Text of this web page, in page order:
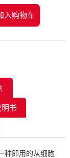
入购物车
明书
种即用的从细胞